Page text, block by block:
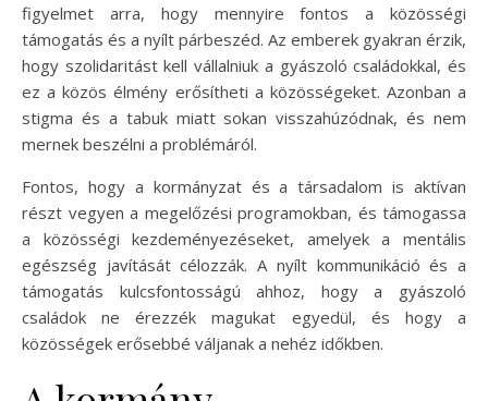
figyelmet arra, hogy mennyire fontos a közösségi
támogatás és a nyílt párbeszéd. Az emberek gyakran érzik,
hogy szolidaritást kell vállalniuk a gyászoló családokkal, és
ez a közös élmény erősítheti a közösségeket. Azonban a
stigma és a tabuk miatt sokan visszahúzódnak, és nem
mernek beszélni a problémáról.
Fontos, hogy a kormányzat és a társadalom is aktívan
részt vegyen a megelőzési programokban, és támogassa
a közösségi kezdeményezéseket, amelyek a mentális
egészség javítását célozzák. A nyílt kommunikáció és a
támogatás kulcsfontosságú ahhoz, hogy a gyászoló
családok ne érezzék magukat egyedül, és hogy a
közösségek erősebbé váljanak a nehéz időkben.